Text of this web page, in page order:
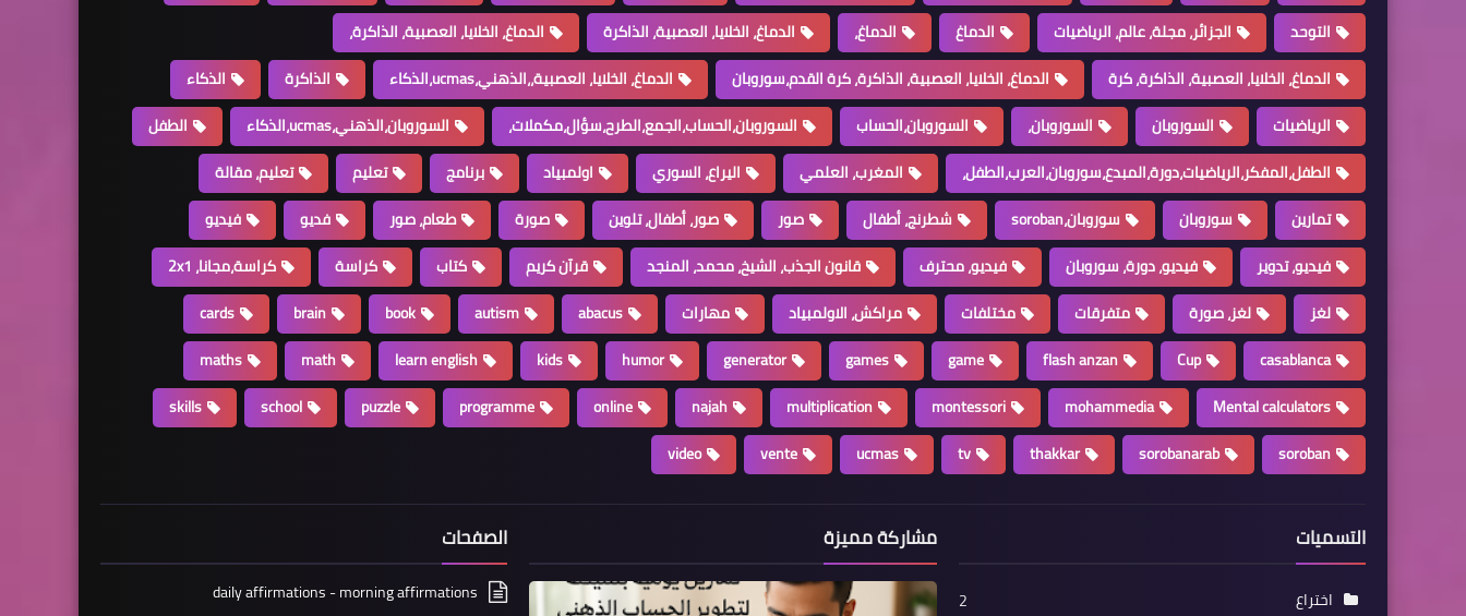
التوحد
الجزائر، مجلة، عالم، الرياضيات الدماغ الدماغ، الدماغ، الخلايا، العصبية، الذاكرة
الدماغ، الخلايا، العصبية، الذاكرة،
الدماغ، الخلايا، العصبية، الذاكرة، كرة
الدماغ، الخلايا، العصبية، الذاكرة، كرة القدم،سوروبان الدماغ، الخلايا، العصبية،،الذهني،ucmas،الذكاء الذاكرة
الذكاء
الرياضيات
السوروبان السوروبان، السوروبان،الحساب السوروبان،الحساب،الجمع،الطرح،سؤال،مكملات، السوروبان،الذهني،ucmas،الذكاء
الطفل
الطفل،المفكر،الرياضيات،دورة،المبدع،سوروبان،العرب،الطفل،
المغرب، العلمي اليراع، السوري اولمبياد برنامج تعليم
تعليم، مقالة
تمارين
سوروبان سوروبان،soroban شطرنج، أطفال صور صور، أطفال، تلوين صورة طعام، صور فديو
فيديو
فيديو، تدوير
فيديو، دورة، سوروبان فيديو، محترف قانون الجذب، الشيخ، محمد، المنجد قرآن كريم كتاب كراسة
كراسة،مجانا، 2x1
لغز
لغز، صورة متفرقات مختلفات مراكش، الاولمبياد مهارات abacus
autism
book
brain
cards
casablanca
Cup
flash anzan
game
games
generator
humor
kids
learn english
math
maths
Mental calculators
mohammedia
montessori
multiplication
najah
online
programme
puzzle
school
skills
soroban
sorobanarab
thakkar
tv
ucmas
vente
video
التسميات
اختراع
2
مشاركة مميزة الصفحات
daily affirmations - morning affirmations